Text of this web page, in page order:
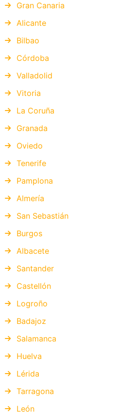
Gran Canaria
Alicante
Bilbao
Córdoba
Valladolid
Vitoria
La Coruña
Granada
Oviedo
Tenerife
Pamplona
Almería
San Sebastián
Burgos
Albacete
Santander
Castellón
Logroño
Badajoz
Salamanca
Huelva
Lérida
Tarragona
León